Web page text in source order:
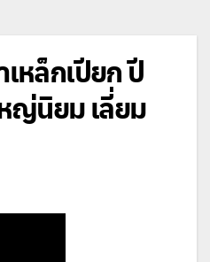
หล็กเปียก ปี
ญ่นิยม เลี่ยม